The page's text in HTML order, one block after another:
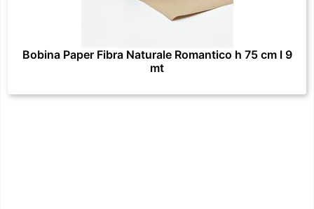
Bobina Paper Fibra Naturale Romantico h 75 cm l 9
mt